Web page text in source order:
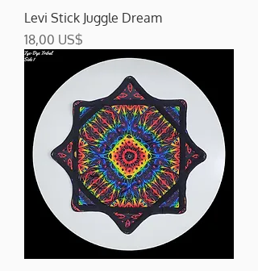
Levi Stick Juggle Dream
Precio
18,00 US$